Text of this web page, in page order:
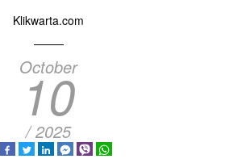
Klikwarta.com
October
10
/ 2025